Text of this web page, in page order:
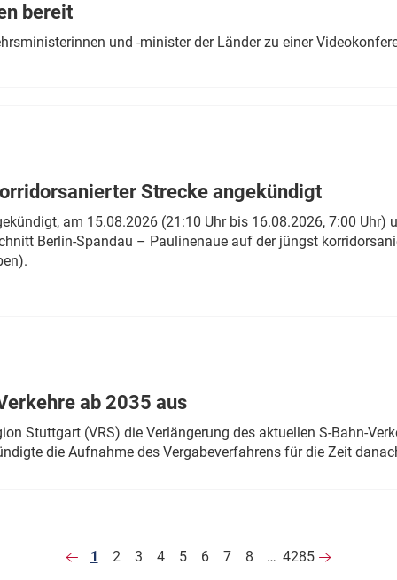
bereit
und -minister der Länder zu einer
Strecke angekündigt
am 15.08.2026 (21:10 Uhr bis 16.08.2026, 7:00 Uhr)
Berlin-Spandau – Paulinenaue auf der jüngst
ab 2035 aus
Stuttgart (VRS) die Verlängerung des aktuellen S-Bahn-
die Aufnahme des Vergabeverfahrens für die Zeit
1 2 3 4 5 6 7 8 … 4285